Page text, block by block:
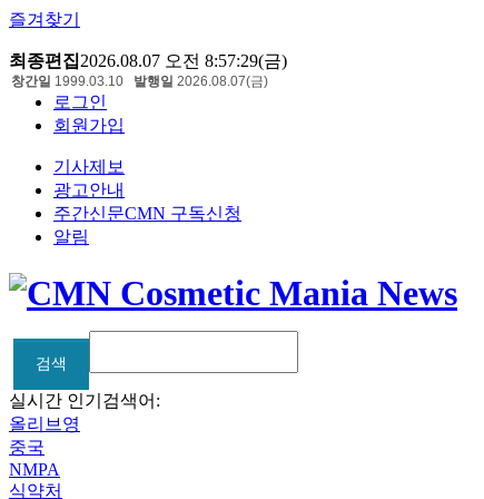
즐겨찾기
최종편집2026.08.07 오전 8:57:29(금)
로그인
회원가입
기사제보
광고안내
주간신문CMN 구독신청
알림
창간일 1999.03.10 발행일 2026.08.07(금)
검색
검색
실시간 인기검색어:
올리브영
중국
NMPA
식약처